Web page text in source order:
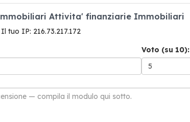
Attivita' finanziarie Immobiliari
Il tuo IP: 216.73.217.172
Voto (su 10):